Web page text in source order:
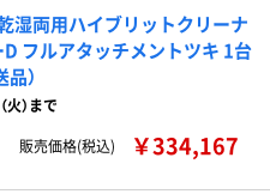
湿両用ハイブリットクリーナ
フルアタッチメントツキ 1台
）
火）まで
販売価格(税込)
￥334,167